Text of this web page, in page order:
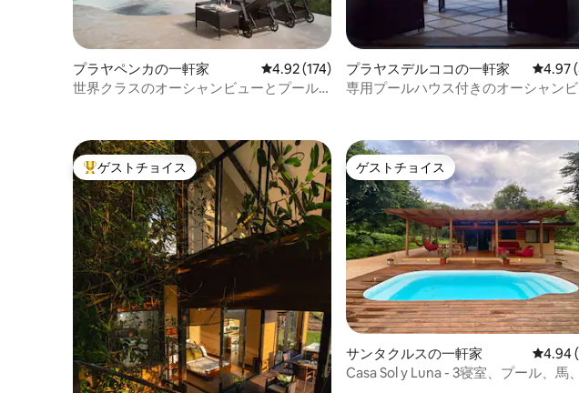
プラヤペンカの一軒家 レビュー174件、5つ星中4.92つ星の平均評価
4.92 (174)
世界クラスのオーシャンビューとプール
プラヤスデルココの一軒家 レビュ
4.97
専用プールハウス付きのオーシャン
大好評のゲストチョイスです。
ゲストチョイス ゲストチョイス
ゲストチョイス
サンタクルスの一軒家 レビュ
4.94
Casa Sol y Luna - 3寝室、プール、馬